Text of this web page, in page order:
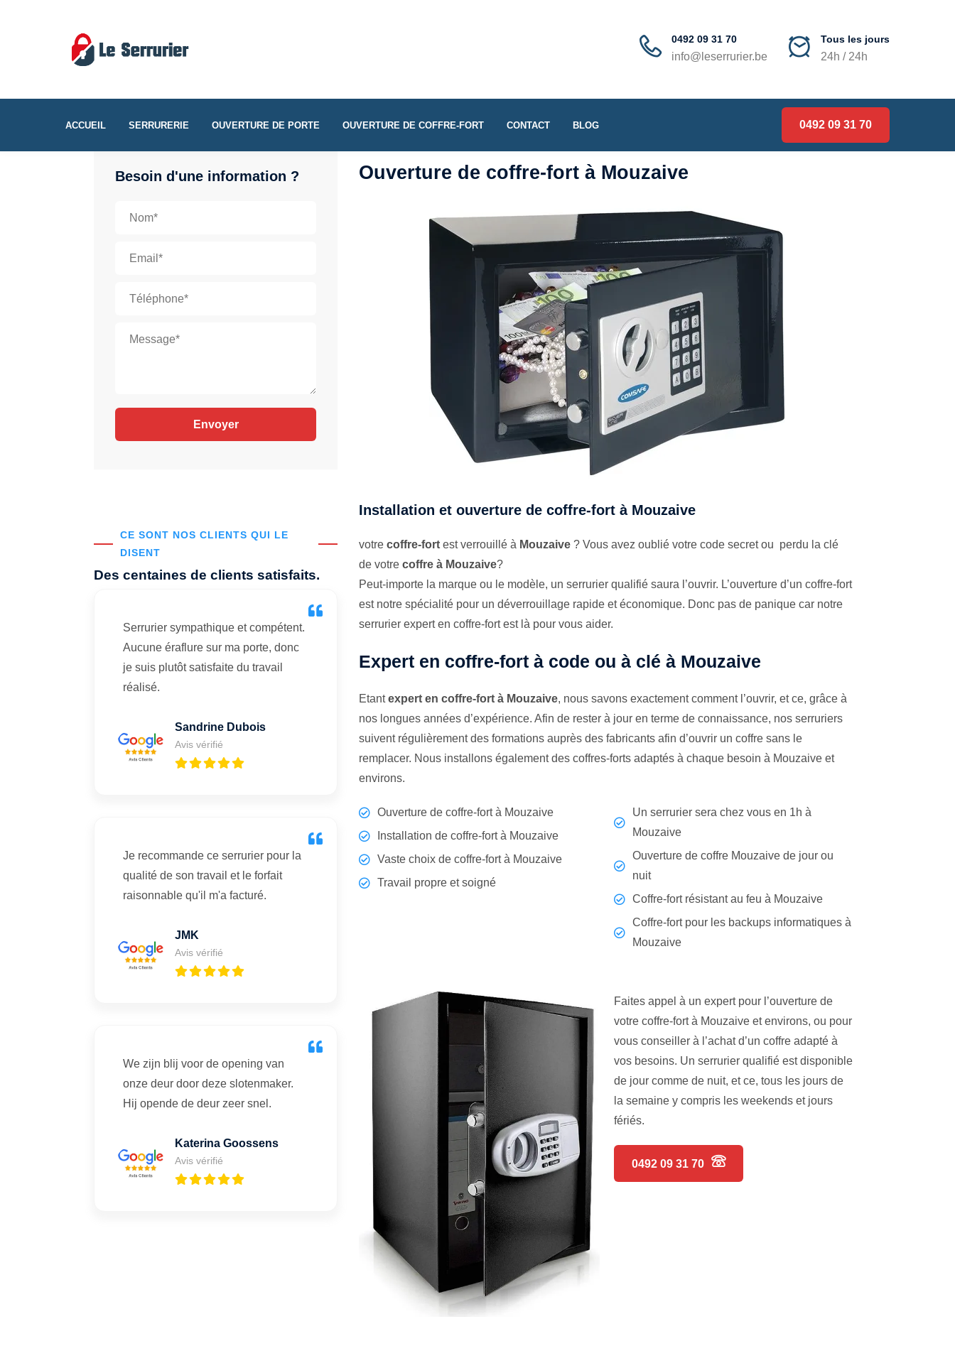
0492 09 31 70
info@leserrurier.be
Tous les jours
24h / 24h
ACCUEIL SERRURERIE OUVERTURE DE PORTE OUVERTURE DE COFFRE-FORT CONTACT BLOG 0492 09 31 70
Besoin d'une information ?
CE SONT NOS CLIENTS QUI LE
DISENT
Des centaines de clients satisfaits.
Serrurier sympathique et compétent.
Aucune éraflure sur ma porte, donc
je suis plutôt satisfaite du travail
réalisé.
Sandrine Dubois
Avis vérifié
Je recommande ce serrurier pour la
qualité de son travail et le forfait
raisonnable qu'il m'a facturé.
JMK
Avis vérifié
We zijn blij voor de opening van
onze deur door deze slotenmaker.
Hij opende de deur zeer snel.
Katerina Goossens
Avis vérifié
Ouverture de coffre-fort à Mouzaive
Installation et ouverture de coffre-fort à Mouzaive
votrecoffre-fort est verrouillé à Mouzaive ? Vous avez oublié votre code secret ou perdu la clé
de votrecoffre à Mouzaive?
Peut-importe la marque ou le modèle, un serrurier qualifié saura l’ouvrir. L’ouverture d’un coffre-fort
est notre spécialité pour un déverrouillage rapide et économique. Donc pas de panique car notre
serrurier expert en coffre-fort est là pour vous aider.
Expert en coffre-fort à code ou à clé à Mouzaive
Etantexpert en coffre-fort à Mouzaive, nous savons exactement comment l’ouvrir, et ce, grâce à
nos longues années d’expérience. Afin de rester à jour en terme de connaissance, nos serruriers
suivent régulièrement des formations auprès des fabricants afin d’ouvrir un coffre sans le
remplacer. Nous installons également des coffres-forts adaptés à chaque besoin à Mouzaive et
environs.
Ouverture de coffre-fort à Mouzaive
Installation de coffre-fort à Mouzaive
Vaste choix de coffre-fort à Mouzaive
Travail propre et soigné
Un serrurier sera chez vous en 1h à
Mouzaive
Ouverture de coffre Mouzaive de jour ou
nuit
Coffre-fort résistant au feu à Mouzaive
Coffre-fort pour les backups informatiques à
Mouzaive
Faites appel à un expert pour l’ouverture de
votre coffre-fort à Mouzaive et environs, ou pour
vous conseiller à l’achat d’un coffre adapté à
vos besoins. Un serrurier qualifié est disponible
de jour comme de nuit, et ce, tous les jours de
la semaine y compris les weekends et jours
fériés.
0492 09 31 70